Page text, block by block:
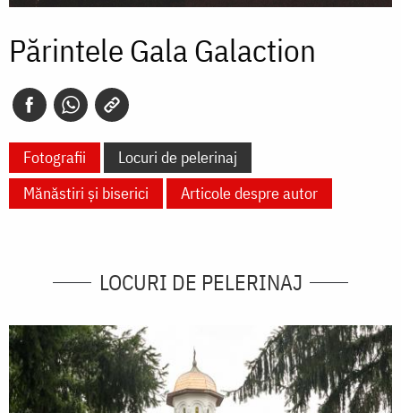
Părintele Gala Galaction
Fotografii
Locuri de pelerinaj
Mănăstiri și biserici
Articole despre autor
LOCURI DE PELERINAJ